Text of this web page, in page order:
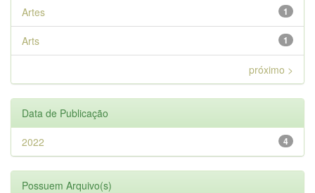
1
Artes
1
Arts
próximo >
Data de Publicação
4
2022
Possuem Arquivo(s)